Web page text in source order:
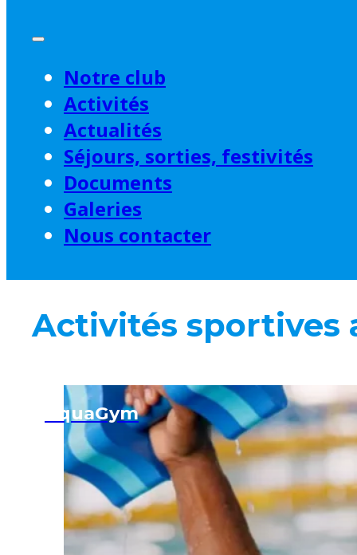
Notre club
Activités
Actualités
Séjours, sorties, festivités
Documents
Galeries
Nous contacter
Découvrez des activités
adaptées à toutes vos
envies.
Activités sportives
AquaGym